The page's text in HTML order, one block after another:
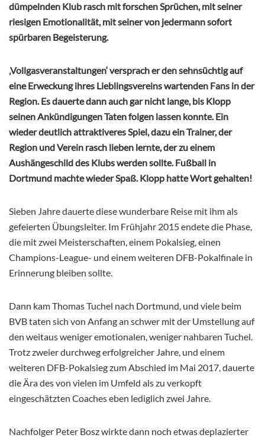
dümpelnden Klub rasch mit forschen Sprüchen, mit seiner
riesigen Emotionalität, mit seiner von jedermann sofort
spürbaren Begeisterung.
‚Vollgasveranstaltungen‘ versprach er den sehnsüchtig auf
eine Erweckung ihres Lieblingsvereins wartenden Fans in der
Region. Es dauerte dann auch gar nicht lange, bis Klopp
seinen Ankündigungen Taten folgen lassen konnte. Ein
wieder deutlich attraktiveres Spiel, dazu ein Trainer, der
Region und Verein rasch lieben lernte, der zu einem
Aushängeschild des Klubs werden sollte. Fußball in
Dortmund machte wieder Spaß. Klopp hatte Wort gehalten!
Sieben Jahre dauerte diese wunderbare Reise mit ihm als
gefeierten Übungsleiter. Im Frühjahr 2015 endete die Phase,
die mit zwei Meisterschaften, einem Pokalsieg, einen
Champions-League- und einem weiteren DFB-Pokalfinale in
Erinnerung bleiben sollte.
Dann kam Thomas Tuchel nach Dortmund, und viele beim
BVB taten sich von Anfang an schwer mit der Umstellung auf
den weitaus weniger emotionalen, weniger nahbaren Tuchel.
Trotz zweier durchweg erfolgreicher Jahre, und einem
weiteren DFB-Pokalsieg zum Abschied im Mai 2017, dauerte
die Ära des von vielen im Umfeld als zu verkopft
eingeschätzten Coaches eben lediglich zwei Jahre.
Nachfolger Peter Bosz wirkte dann noch etwas deplazierter